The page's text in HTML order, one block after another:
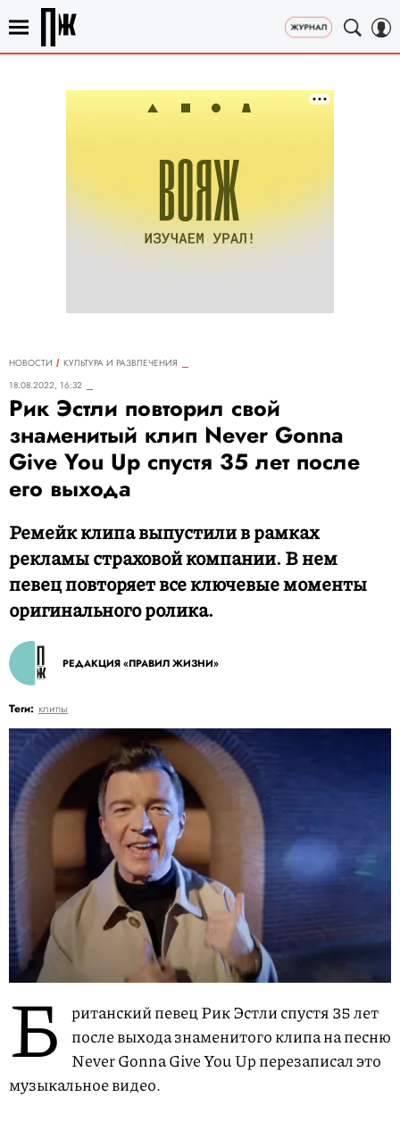
НОВОСТИ
КУЛЬТУРА И РАЗВЛЕЧЕНИЯ
18.08.2022, 16:32
Рик Эстли повторил свой
знаменитый клип Never Gonna
Give You Up спустя 35 лет после
его выхода
Ремейк клипа выпустили в рамках
рекламы страховой компании. В нем
певец повторяет все ключевые моменты
оригинального ролика.
РЕДАКЦИЯ «ПРАВИЛ ЖИЗНИ»
Теги: клипы
Б
ританский певец Рик Эстли спустя 35 лет
после выхода знаменитого клипа на песню
Never Gonna Give You Up перезаписал это
музыкальное видео.